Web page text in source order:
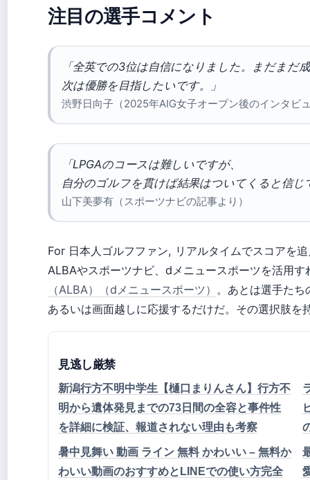
注目の選手コメント
「全英での3位は自信になりました。まだまだ
次は優勝を目指したいです。」
渋野日向子（2025年AIG女子オープン後のインタビ
「LPGAのコースは難しいですが、
自分のゴルフを貫けば結果はついてくると信じ
山下美夢有（スポーツナビの記事より）
For 日本人ゴルフファン, リアルタイムでスコアを
ALBAやスポーツナビ、dメニュースポーツを活用
（ALBA）
（dメニュースポーツ） 。あとは選手たち
あるいは画面越しに応援するだけだ。その選択肢
見逃し厳禁
新潟行方不明中学生【樋口まりんさん】行方不
明から遺体発見までの73日間の全容と事件性
を詳細に検証、報道されない理由も考察
暑中見舞い 動画 ライン 無料 かわいい – 無料か
わいい動画のおすすめとLINEでの使い方完全